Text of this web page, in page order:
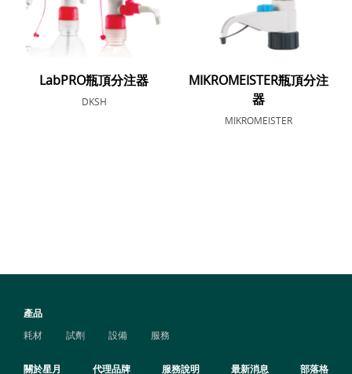
LabPRO瓶頂分注器
DKSH
MIKROMEISTER瓶頂分注
器
MIKROMEISTER
產品
耗材
試劑 設備 服務
關於星月 代理品牌 服務說明 最新消息 部落格